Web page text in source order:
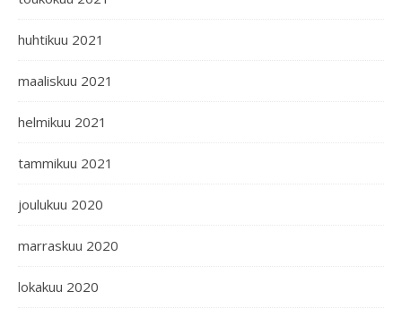
huhtikuu 2021
maaliskuu 2021
helmikuu 2021
tammikuu 2021
joulukuu 2020
marraskuu 2020
lokakuu 2020